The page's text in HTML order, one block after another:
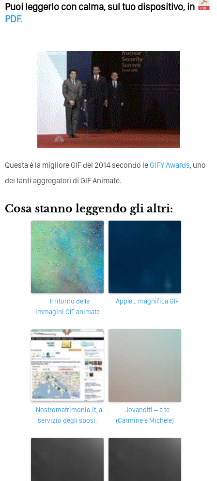
Puoi leggerlo con calma, sul tuo dispositivo, in
PDF.
Questa è la migliore GIF del 2014 secondo le GIFY Awards, uno
dei tanti aggregatori di GIF Animate.
Cosa stanno leggendo gli altri:
Il ritorno delle
immagini GIF animate
Apple… magnifica GIF
nostromatrimonio.it, al
servizio degli sposi.
Jovanotti – a te
(Carmine e Michele)